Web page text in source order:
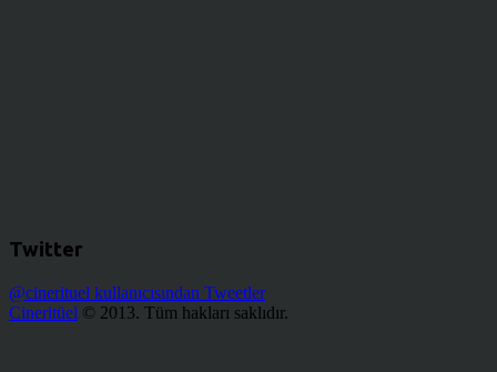
Twitter
@cinerituel kullanıcısından Tweetler
Cineritüel © 2013. Tüm hakları saklıdır.